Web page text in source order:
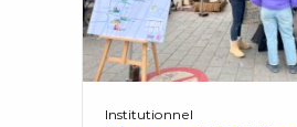
Institutionnel